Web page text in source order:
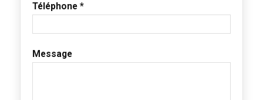
Téléphone *
Message